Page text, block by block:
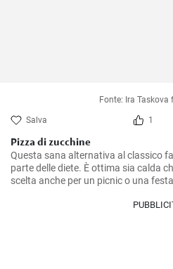
Fonte: Ira Taskova
Salva 1
Pizza di zucchine
Questa sana alternativa al classico
parte delle diete. È ottima sia calda
scelta anche per un picnic o una